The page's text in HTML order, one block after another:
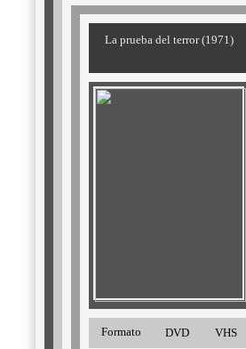
La prueba del terror (1971)
Formato DVD VHS